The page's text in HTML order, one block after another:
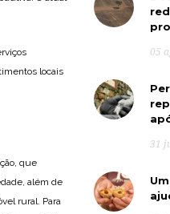
locais
que
além de
rural. Para
05
31